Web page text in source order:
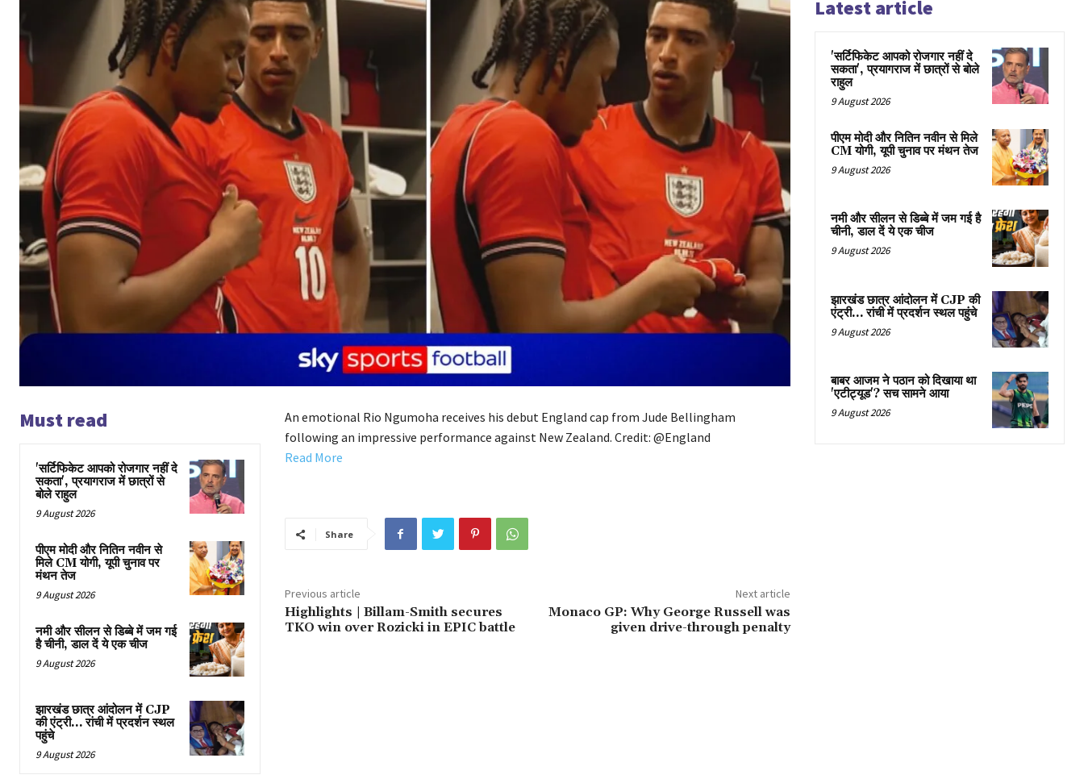
Must read
'सर्टिफिकेट आपको रोजगार नहीं दे
सकता', प्रयागराज में छात्रों से
बोले राहुल
9 August 2026
पीएम मोदी और नितिन नवीन से
मिले CM योगी, यूपी चुनाव पर
मंथन तेज
9 August 2026
नमी और सीलन से डिब्बे में जम गई
है चीनी, डाल दें ये एक चीज
9 August 2026
झारखंड छात्र आंदोलन में CJP
की एंट्री… रांची में प्रदर्शन स्थल
पहुंचे
9 August 2026
An emotional Rio Ngumoha receives his debut England cap from Jude Bellingham
following an impressive performance against New Zealand. Credit: @England
Read More
Share
Previous article
Highlights | Billam-Smith secures
TKO win over Rozicki in EPIC battle
Next article
Monaco GP: Why George Russell was
given drive-through penalty
Latest article
'सर्टिफिकेट आपको रोजगार नहीं दे
सकता', प्रयागराज में छात्रों से बोले
राहुल
9 August 2026
पीएम मोदी और नितिन नवीन से मिले
CM योगी, यूपी चुनाव पर मंथन तेज
9 August 2026
नमी और सीलन से डिब्बे में जम गई है
चीनी, डाल दें ये एक चीज
9 August 2026
झारखंड छात्र आंदोलन में CJP की
एंट्री… रांची में प्रदर्शन स्थल पहुंचे
9 August 2026
बाबर आजम ने पठान को दिखाया था
'एटीट्यूड'? सच सामने आया
9 August 2026